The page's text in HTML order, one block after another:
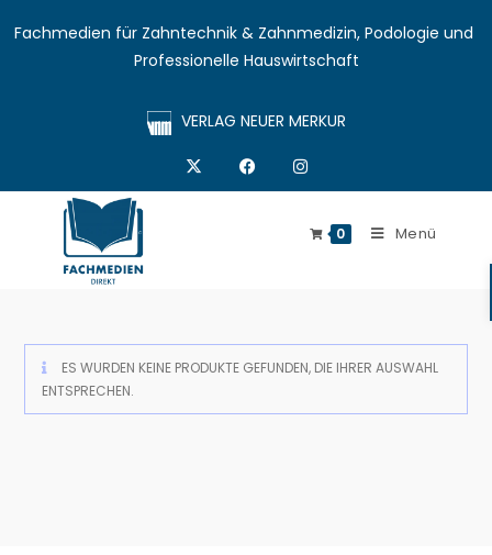
Fachmedien für Zahntechnik & Zahnmedizin, Podologie und
Professionelle Hauswirtschaft
VERLAG NEUER MERKUR
0 Menü
ES WURDEN KEINE PRODUKTE GEFUNDEN, DIE IHRER AUSWAHL
ENTSPRECHEN.